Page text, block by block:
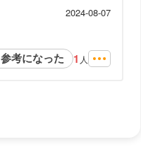
2024-08-07
参考になった 1 人